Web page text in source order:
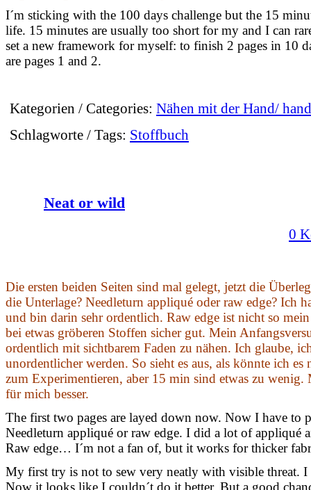
I´m sticking with the 100 days challenge but the 15
life. 15 minutes are usually too short for my and I can
set a new framework for myself: to finish 2 pages in 10
are pages 1 and 2.
Kategorien / Categories: Nähen mit der Hand/
Schlagworte / Tags: Stoffbuch
Neat or wild
0
Die ersten beiden Seiten sind mal gelegt, jetzt die
die Unterlage? Needleturn appliqué oder raw edge? Ich
und bin darin sehr ordentlich. Raw edge ist nicht so
bei etwas gröberen Stoffen sicher gut. Mein
ordentlich mit sichtbarem Faden zu nähen. Ich glaube,
unordentlicher werden. So sieht es aus, als könnte ich es
zum Experimentieren, aber 15 min sind etwas zu
für mich besser.
The first two pages are layed down now. Now I have to
Needleturn appliqué or raw edge. I did a lot of appliqué
Raw edge… I´m not a fan of, but it works for thicker
My first try is not to sew very neatly with visible threat.
Now it looks like I couldn´t do it better. But a good